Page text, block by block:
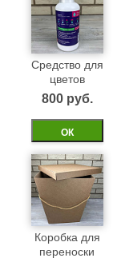
Средство для
цветов
800 pуб.
ОК
Коробка для
переноски